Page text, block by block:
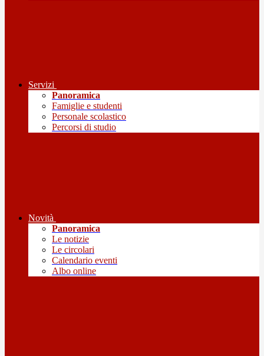
Servizi
Panoramica
Famiglie e studenti
Personale scolastico
Percorsi di studio
Novità
Panoramica
Le notizie
Le circolari
Calendario eventi
Albo online